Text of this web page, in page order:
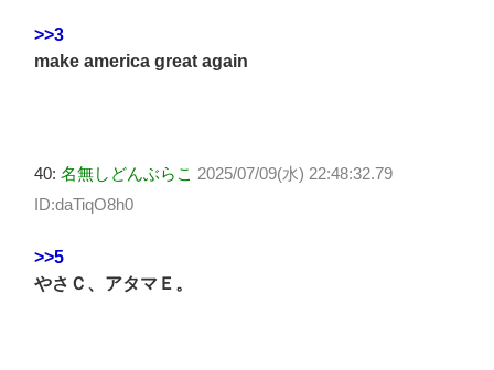
>>3
make america great again
40: 名無しどんぶらこ 2025/07/09(水) 22:48:32.79
ID:daTiqO8h0
>>5
やさＣ、アタマＥ。